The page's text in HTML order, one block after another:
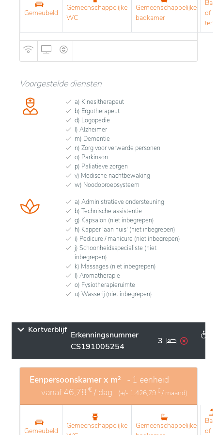
Gemeubeld
Gemeenschappelijke
WC
Gemeenschappelijke
badkamer
of
Voorgestelde diensten
a) Kinesitherapeut
b) Ergotherapeut
d) Logopedie
l) Alzheimer
m) Dementie
n) Zorg voor verwarde personen
o) Parkinson
p) Paliatieve zorgen
v) Medische nachtbewaking
w) Noodoproepsysteem
a) Administratieve ondersteuning
b) Technische assistentie
g) Kapsalon (niet inbegrepen)
h) Kapper 'aan huis' (niet inbegrepen)
i) Pedicure / manicure (niet inbegrepen)
j) Schoonheidsspecialiste (niet
inbegrepen)
k) Massages (niet inbegrepen)
l) Aromatherapie
o) Fysiotherapieruimte
u) Wasserij (niet inbegrepen)
Kortverblijf Erkenningsnummer
CS191005254
3
Eenpersoonskamer x m² - 1 eenheid
vanaf46,78 € / dag (+/- 1.426,79 € / maand)
Gemeubeld
Gemeenschappelijke
Gemeenschappelijke
of